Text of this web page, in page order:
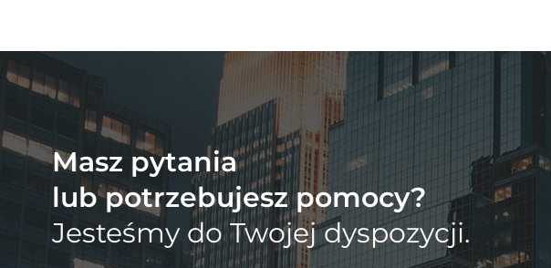
Masz pytania
lub potrzebujesz pomocy?
Jesteśmy do Twojej dyspozycji.